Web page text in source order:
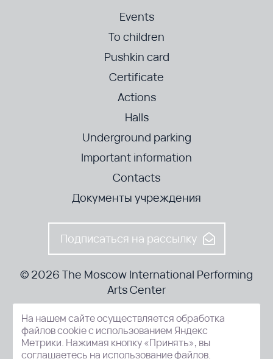
Events
To children
Pushkin card
Certificate
Actions
Halls
Underground parking
Important information
Contacts
Документы учреждения
Подписаться на рассылку
© 2026 The Moscow International Performing
Arts Center
52-8, Kosmodamianskaya nab., Moscow, 115054, Russia
На нашем сайте осуществляется обработка
файлов cookie с использованием Яндекс
Метрики. Нажимая кнопку «Принять», вы
соглашаетесь на использование файлов.